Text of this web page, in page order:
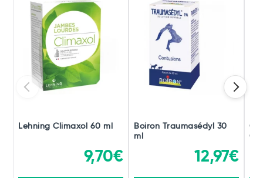
Lehning Climaxol 60 ml
9,70€
Boiron Traumasédyl 30
ml
12,97€